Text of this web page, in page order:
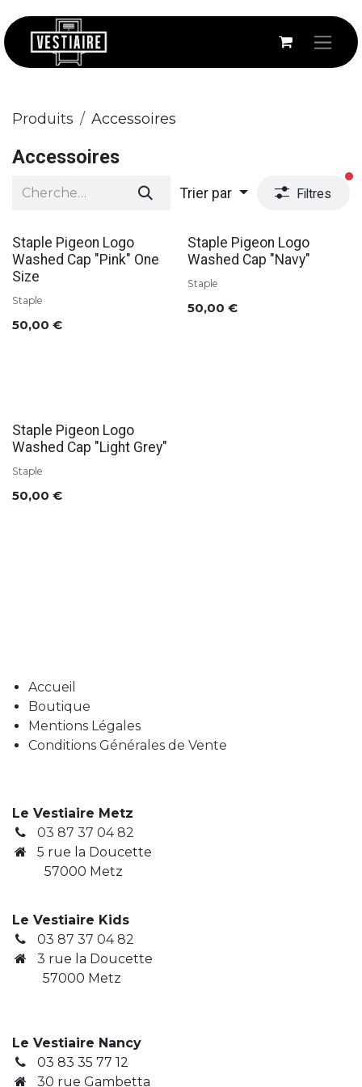
Produits Accessoires
Accessoires
Trier par Filtres
Soldes
Staple Pigeon Logo
Washed Cap "Pink" One
Size
Staple
50,00 €
Soldes
Staple Pigeon Logo
Washed Cap "Navy"
Staple
50,00 €
Soldes
Staple Pigeon Logo
Washed Cap "Light Grey"
Staple
50,00 €
Accueil
Boutique
Mentions Légales
Conditions Générales de Vente
Le Vestiaire Metz
03 87 37 04 82
5 rue la Doucette
57000 Metz
Le Vestiaire Kids
03 87 37 04 82
3 rue la Doucette
​ 57000 Metz
Le Vestiaire Nancy
03 83 35 77 12
30 rue Gambetta